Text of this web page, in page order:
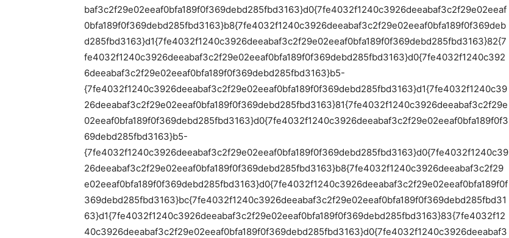
baf3c2f29e02eeaf0bfa189f0f369debd285fbd3163}d0{7fe4032f1240c3926deeabaf3c2f29e02eeaf
0bfa189f0f369debd285fbd3163}b8{7fe4032f1240c3926deeabaf3c2f29e02eeaf0bfa189f0f369deb
d285fbd3163}d1{7fe4032f1240c3926deeabaf3c2f29e02eeaf0bfa189f0f369debd285fbd3163}82{7
fe4032f1240c3926deeabaf3c2f29e02eeaf0bfa189f0f369debd285fbd3163}d0{7fe4032f1240c392
6deeabaf3c2f29e02eeaf0bfa189f0f369debd285fbd3163}b5-
{7fe4032f1240c3926deeabaf3c2f29e02eeaf0bfa189f0f369debd285fbd3163}d1{7fe4032f1240c39
26deeabaf3c2f29e02eeaf0bfa189f0f369debd285fbd3163}81{7fe4032f1240c3926deeabaf3c2f29e
02eeaf0bfa189f0f369debd285fbd3163}d0{7fe4032f1240c3926deeabaf3c2f29e02eeaf0bfa189f0f3
69debd285fbd3163}b5-
{7fe4032f1240c3926deeabaf3c2f29e02eeaf0bfa189f0f369debd285fbd3163}d0{7fe4032f1240c39
26deeabaf3c2f29e02eeaf0bfa189f0f369debd285fbd3163}b8{7fe4032f1240c3926deeabaf3c2f29
e02eeaf0bfa189f0f369debd285fbd3163}d0{7fe4032f1240c3926deeabaf3c2f29e02eeaf0bfa189f0f
369debd285fbd3163}bc{7fe4032f1240c3926deeabaf3c2f29e02eeaf0bfa189f0f369debd285fbd31
63}d1{7fe4032f1240c3926deeabaf3c2f29e02eeaf0bfa189f0f369debd285fbd3163}83{7fe4032f12
40c3926deeabaf3c2f29e02eeaf0bfa189f0f369debd285fbd3163}d0{7fe4032f1240c3926deeabaf3